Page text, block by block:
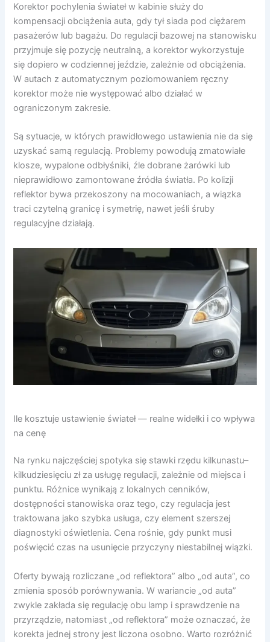
Korektor pochylenia świateł w kabinie służy do
kompensacji obciążenia auta, gdy tył siada pod ciężarem
pasażerów lub bagażu. Do regulacji bazowej na stanowisku
przyjmuje się pozycję neutralną, a korektor wykorzystuje
się dopiero w codziennej jeździe, zależnie od obciążenia.
W autach z automatycznym poziomowaniem ręczny
korektor może nie występować albo działać w
ograniczonym zakresie.
Są sytuacje, w których prawidłowego ustawienia nie da się
uzyskać samą regulacją. Problemy powodują zmatowiałe
klosze, wypalone odbłyśniki, źle dobrane żarówki lub
nieprawidłowo zamontowane źródła światła. Po kolizji
reflektor bywa przekoszony na mocowaniach, a wiązka
traci czytelną granicę i symetrię, nawet jeśli śruby
regulacyjne działają.
Ile kosztuje ustawienie świateł — realne widełki i co wpływa
na cenę
Na rynku najczęściej spotyka się stawki rzędu kilkunastu–
kilkudziesięciu zł za usługę regulacji, zależnie od miejsca i
punktu. Różnice wynikają z lokalnych cenników,
dostępności stanowiska oraz tego, czy regulacja jest
traktowana jako szybka usługa, czy element szerszej
diagnostyki oświetlenia. Cena rośnie, gdy punkt musi
poświęcić czas na usunięcie przyczyny niestabilnej wiązki.
Oferty bywają rozliczane „od reflektora” albo „od auta”, co
zmienia sposób porównywania. W wariancie „od auta”
zwykle zakłada się regulację obu lamp i sprawdzenie na
przyrządzie, natomiast „od reflektora” może oznaczać, że
korekta jednej strony jest liczona osobno. Warto rozróżnić